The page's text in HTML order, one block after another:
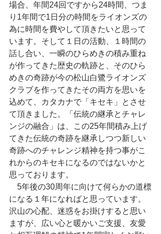
場合、年間24回ですから24時間、つま
り1年間で1日分の時間をライオンズの
為に時間を費やして頂きたいと思って
います。そして１日の活動、１時間の
話し合い、一瞬のひらめきの積み重ね
が作ってきた歴史の軌跡と、そのひら
めきの奇跡が今の松山白鷺ライオンズ
クラブを作ってきたその両方を思いを
込めて、カタカナで「キセキ」とさせ
て頂きました。「伝統の継承とチャレ
ンジの融合」は、この25年間積み上げ
てきた伝統の奇跡を継承しつつ新しい
奇跡へのチャレンジ精神を持つ事がこ
れからのキセキになるのではないかと
思っております。
5年後の30周年に向けて何らかの道標
になる１年になればと思っています。
沢山の心配、迷惑をお掛けすると思い
ますが、広い心と暖かいご支援、友愛